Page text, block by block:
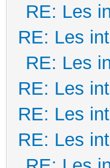
RE: Les
RE: Les
RE: Les
RE: Les
RE: Les
RE: Les